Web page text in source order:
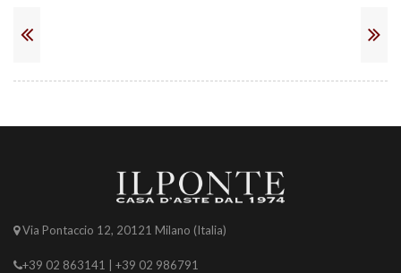
Via Pontaccio 12, 20121 Milano (Italia)
+39 02 863141 | +39 02 986791